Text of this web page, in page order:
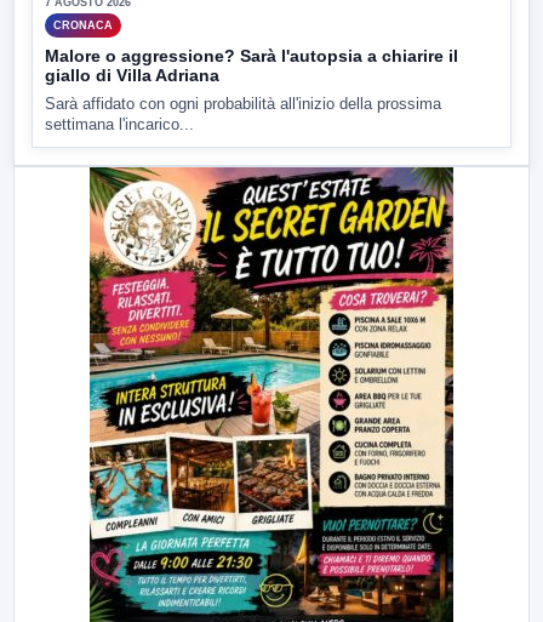
7 AGOSTO 2026
CRONACA
Malore o aggressione? Sarà l'autopsia a chiarire il
giallo di Villa Adriana
Sarà affidato con ogni probabilità all'inizio della prossima
settimana l'incarico...